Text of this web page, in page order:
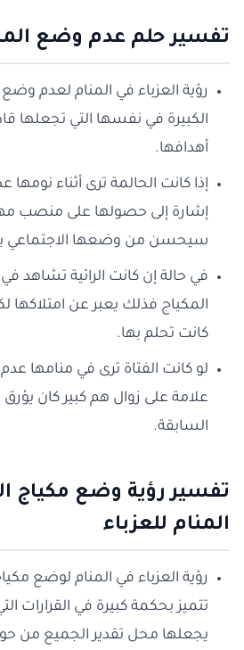
تفسير حلم عدم وضع
رؤية العزباء في المنام لعدم
الكبيرة في نفسها التي تجعلها
أهدافها.
إذا كانت الحالمة ترى أثناء
إشارة إلى حصولها على منصب
سيحسن من وضعها الاجتماعي
في حالة إن كانت الرائية تشاهد
المكياج فذلك يعبر عن امتلاكها
كانت تحلم بها.
لو كانت الفتاة ترى في منامها
علامة على زوال هم كبير كان يؤرق
السابقة.
تفسير رؤية وضع مكياج
المنام للعزباء
رؤية العزباء في المنام لوضع
تتميز بحكمة كبيرة في القرارات
يجعلها محل تقدير الجميع من